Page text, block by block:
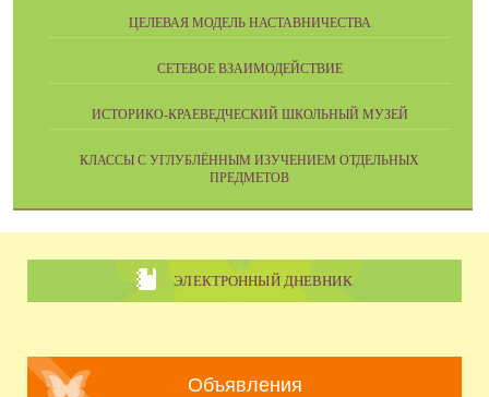
ЦЕЛЕВАЯ МОДЕЛЬ НАСТАВНИЧЕСТВА
СЕТЕВОЕ ВЗАИМОДЕЙСТВИЕ
ИСТОРИКО-КРАЕВЕДЧЕСКИЙ ШКОЛЬНЫЙ МУЗЕЙ
КЛАССЫ С УГЛУБЛЁННЫМ ИЗУЧЕНИЕМ ОТДЕЛЬНЫХ
ПРЕДМЕТОВ
ЭЛЕКТРОННЫЙ ДНЕВНИК
Объявления